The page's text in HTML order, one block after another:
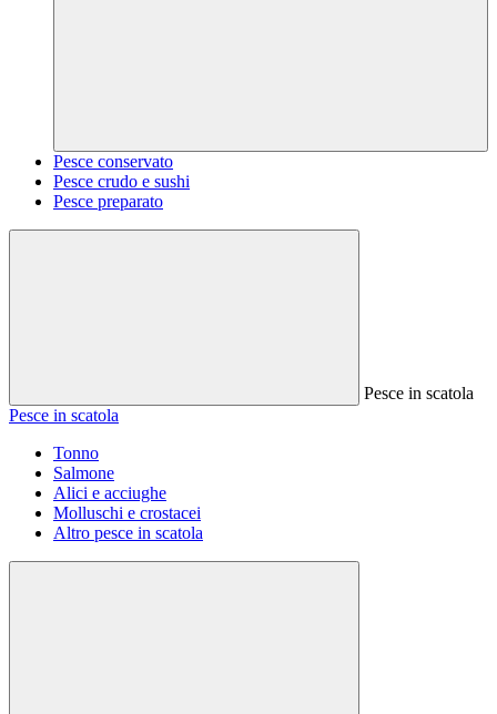
Pesce conservato
Pesce crudo e sushi
Pesce preparato
Pesce in scatola
Pesce in scatola
Tonno
Salmone
Alici e acciughe
Molluschi e crostacei
Altro pesce in scatola